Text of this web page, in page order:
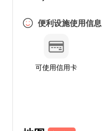
便利设施使用信息
可使用信用卡